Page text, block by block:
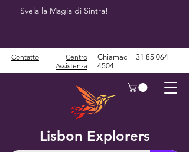
Svela la Magia di Sintra!
Lisbon Explorers
Contatto
Centro
Assistenza
Chiamaci +31 85 064
4504